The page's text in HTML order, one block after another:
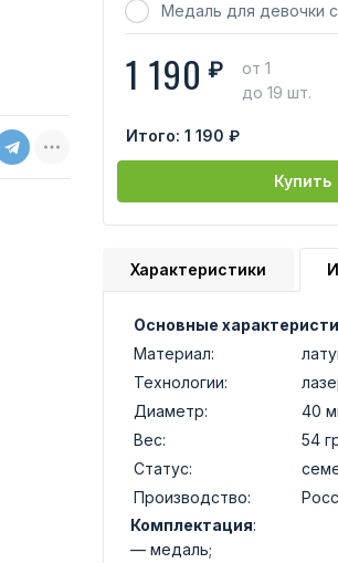
Медаль для девочки
1 190 ₽
от 1
до 19 шт.
Итого: 1 190 ₽
Купить
Характеристики
Основные
Материал:
Технологии:
Диаметр:
40
Вес:
54
Статус:
Производство:
Комплектация:
— медаль;